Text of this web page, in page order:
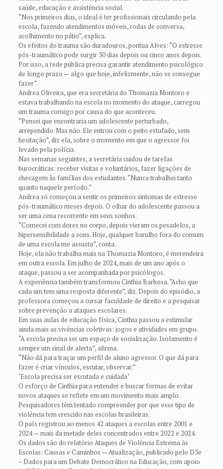
saúde, educação e assistência social.
“Nos primeiros dias, o ideal é ter profissionais circulando pela
escola, fazendo atendimentos móveis, rodas de conversa,
acolhimento no pátio”, explica.
Os efeitos do trauma são duradouros, pontua Alves: “O estresse
pós-traumático pode surgir 30 dias depois ou cinco anos depois.
Por isso, a rede pública precisa garantir atendimento psicológico
de longo prazo — algo que hoje, infelizmente, não se consegue
fazer”.
Andrea Oliveira, que era secretária do Thomazia Montoro e
estava trabalhando na escola no momento do ataque, carregou
um trauma consigo por causa do que aconteceu.
“Pensei que encontraria um adolescente perturbado,
arrependido. Mas não. Ele entrou com o peito estufado, sem
hesitação”, diz ela, sobre o momento em que o agressor foi
levado pela polícia.
Nas semanas seguintes, a secretária cuidou de tarefas
burocráticas: receber visitas e voluntários, fazer ligações de
checagem às famílias dos estudantes. “Nunca trabalhei tanto
quanto naquele período.”
Andrea só começou a sentir os primeiros sintomas de estresse
pós-traumático meses depois. O olhar do adolescente passou a
ser uma cena recorrente em seus sonhos.
“Comecei com dores no corpo, depois vieram os pesadelos, a
hipersensibilidade a sons. Hoje, qualquer barulho fora do comum
de uma escola me assusta”, conta.
Hoje, ela não trabalha mais na Thomazia Montoro, é merendeira
em outra escola. Em julho de 2024, mais de um ano após o
ataque, passou a ser acompanhada por psicólogos.
A experiência também transformou Cinthia Barbosa. “Acho que
cada um tem uma resposta diferente”, diz. Depois do episódio, a
professora começou a cursar faculdade de direito e a pesquisar
sobre prevenção a ataques escolares.
Em suas aulas de educação física, Cinthia passou a estimular
ainda mais as vivências coletivas: jogos e atividades em grupo.
“A escola precisa ser um espaço de socialização. Isolamento é
sempre um sinal de alerta”, afirma.
“Não dá para traçar um perfil de aluno agressor. O que dá para
fazer é criar vínculos, escutar, observar.”
‘Escola precisa ser escutada e cuidada’
O esforço de Cinthia para entender e buscar formas de evitar
novos ataques se reflete em um movimento mais amplo.
Pesquisadores têm tentado compreender por que esse tipo de
violência tem crescido nas escolas brasileiras.
O país registrou ao menos 42 ataques a escolas entre 2001 e
2024 — mais da metade deles concentrados entre 2022 e 2024.
Os dados são do relatório Ataques de Violência Extrema às
Escolas: Causas e Caminhos — Atualização, publicado pelo D3e
– Dados para um Debate Democrático na Educação, com apoio